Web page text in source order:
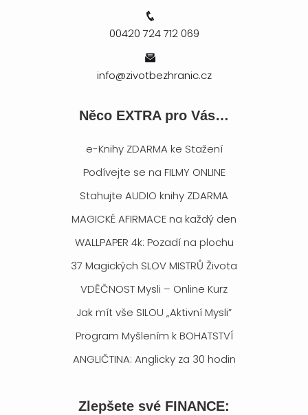
00420 724 712 069
info@zivotbezhranic.cz
Něco EXTRA pro Vás…
e-Knihy ZDARMA ke Stažení
Podívejte se na FILMY ONLINE
Stahujte AUDIO knihy ZDARMA
MAGICKÉ AFIRMACE na každý den
WALLPAPER 4k: Pozadí na plochu
37 Magických SLOV MISTRŮ Života
VDĚČNOST Mysli – Online Kurz
Jak mít vše SILOU „Aktivní Mysli”
Program Myšlením k BOHATSTVÍ
ANGLIČTINA: Anglicky za 30 hodin
Zlepšete své FINANCE: